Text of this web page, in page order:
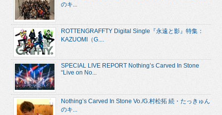
のキ...
ROTTENGRAFFTY Digital Single『永遠と影』特集：
KAZUOMI（G....
SPECIAL LIVE REPORT Nothing’s Carved In Stone
“Live on No...
Nothing’s Carved In Stone Vo./G.村松拓 続・たっきゅん
のキ...